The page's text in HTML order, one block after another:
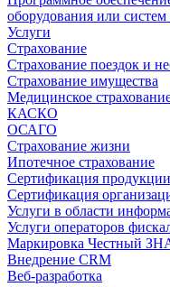
оборудования или
Услуги
Страхование
Страхование поездок и
Страхование имущества
Медицинское
КАСКО
ОСАГО
Страхование жизни
Ипотечное страхование
Сертификация
Сертификация
Услуги в области
Услуги операторов
Маркировка Честный
Внедрение CRM
Веб-разработка